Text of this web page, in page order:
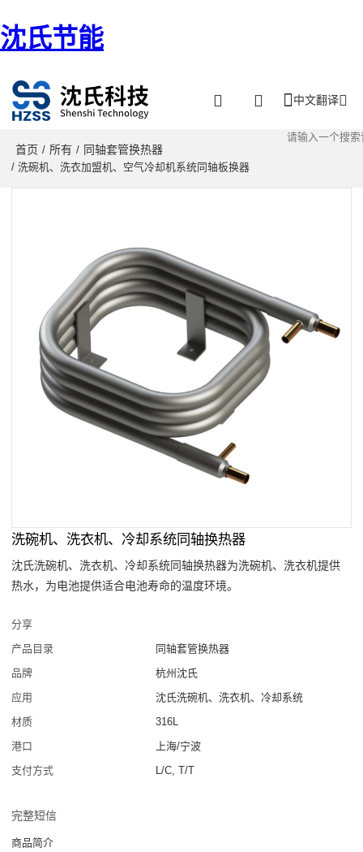
沈氏节能
中文翻译
首页 / 所有 / 同轴套管换热器
/ 洗碗机、洗衣加盟机、空气冷却机系统同轴板换器
洗碗机、洗衣机、冷却系统同轴换热器
沈氏洗碗机、洗衣机、冷却系统同轴换热器为洗碗机、洗衣机提供
热水，为电池提供适合电池寿命的温度环境。
分享
产品目录
同轴套管换热器
品牌
杭州沈氏
应用
沈氏洗碗机、洗衣机、冷却系统
材质
316L
港口
上海/宁波
支付方式
L/C, T/T
完整短信
商品简介